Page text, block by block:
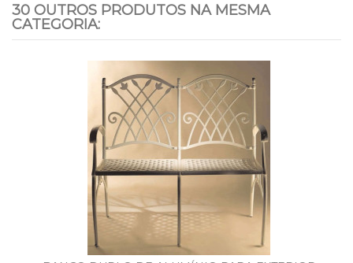
30 OUTROS PRODUTOS NA MESMA
CATEGORIA: